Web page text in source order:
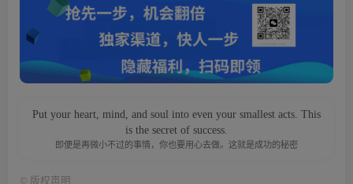
Put your heart, mind, and soul into even your smallest acts. This
is the secret of success.
即便是再微小不过的事情，你也要用心去做。这就是成功的秘密
版权声明